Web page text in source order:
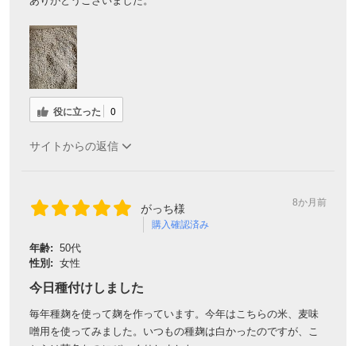
役に立った 0
サイトからの返信
がっち様
購入確認済み
8か月前
年齢: 50代
性別: 女性
今日種付けしました
毎年種麹を使って麹を作っています。今年はこちらの米、麦味
噌用を使ってみました。いつもの種麹は白かったのですが、こ
対象者：かわしま屋で初めてお買い物をされる方
利用条件：3,000円以上のお買い物でご利用いただけます
クーポンのご利用方法はこちら >>